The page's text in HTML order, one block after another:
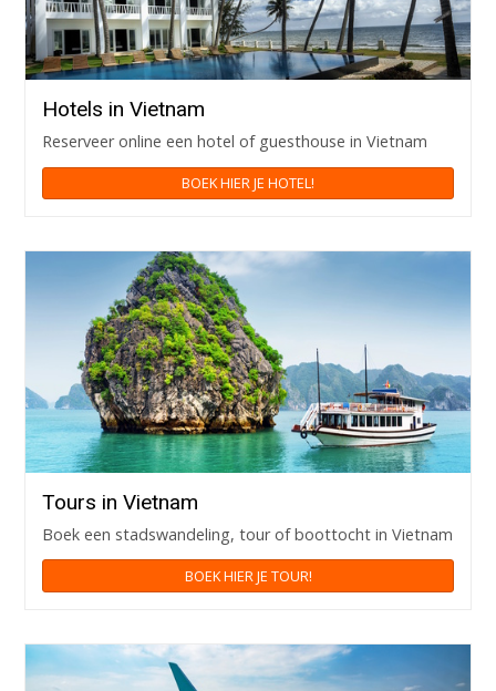
Hotels in Vietnam
Reserveer online een hotel of guesthouse in Vietnam
BOEK HIER JE HOTEL!
Tours in Vietnam
Boek een stadswandeling, tour of boottocht in Vietnam
BOEK HIER JE TOUR!